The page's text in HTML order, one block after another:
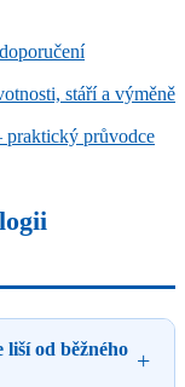
stáří a výměně
praktický průvodce
liší od běžného +